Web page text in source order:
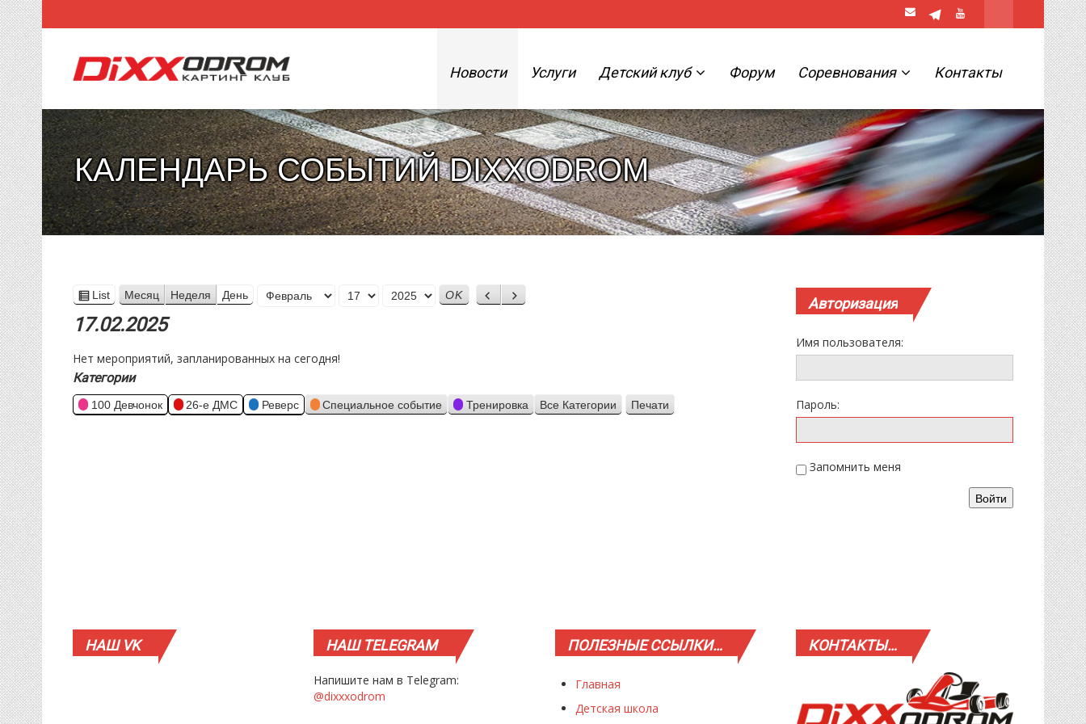
Новости Услуги Детский клуб Форум Соревнования Контакты
КАЛЕНДАРЬ СОБЫТИЙ DIXXODROM
View
as
List Месяц Неделя День
Месяц
Назад
Вперед
17.02.2025
Нет мероприятий, запланированных на сегодня!
Категории
100 Девчонок 26-е ДМС Реверс Специальное событие Тренировка Все Категории Просмотр
Печати
Авторизация
Имя пользователя:
Пароль:
Запомнить меня
Войти
НАШVK НАШTELEGRAM
Напишите нам в Telegram:
@dixxxodrom
ПОЛЕЗНЫЕССЫЛКИ…
Главная
Детская школа
КОНТАКТЫ…